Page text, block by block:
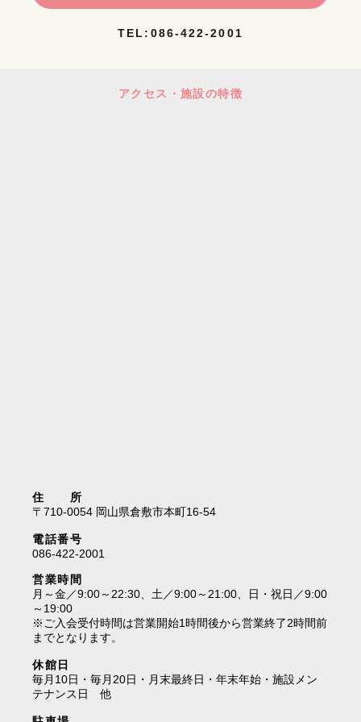
TEL:086-422-2001
アクセス・施設の特徴
住 所
〒710-0054 岡山県倉敷市本町16-54
電話番号
086-422-2001
営業時間
月～金／9:00～22:30、土／9:00～21:00、日・祝日／9:00
～19:00
※ご入会受付時間は営業開始1時間後から営業終了2時間前
までとなります。
休館日
毎月10日・毎月20日・月末最終日・年末年始・施設メン
テナンス日 他